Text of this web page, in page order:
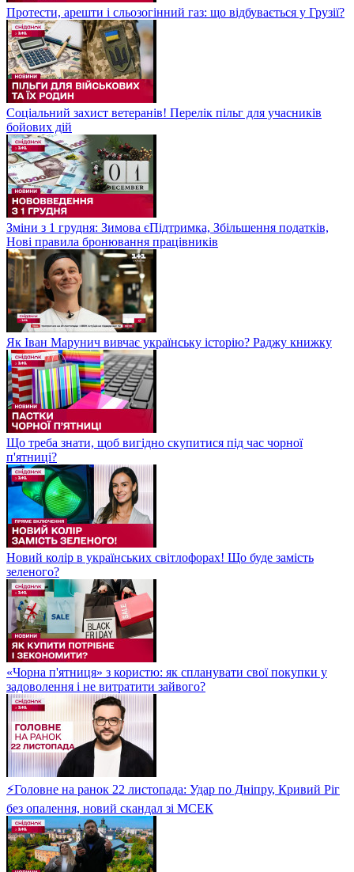
Протести, арешти і сльозогінний газ: що відбувається у Грузії?
Соціальний захист ветеранів! Перелік пільг для учасників
бойових дій
Зміни з 1 грудня: Зимова єПідтримка, Збільшення податків,
Нові правила бронювання працівників
Як Іван Марунич вивчає українську історію? Раджу книжку
Що треба знати, щоб вигідно скупитися під час чорної
п'ятниці?
Новий колір в українських світлофорах! Що буде замість
зеленого?
«Чорна п'ятниця» з користю: як спланувати свої покупки у
задоволення і не витратити зайвого?
⚡Головне на ранок 22 листопада: Удар по Дніпру, Кривий Ріг
без опалення, новий скандал зі МСЕК